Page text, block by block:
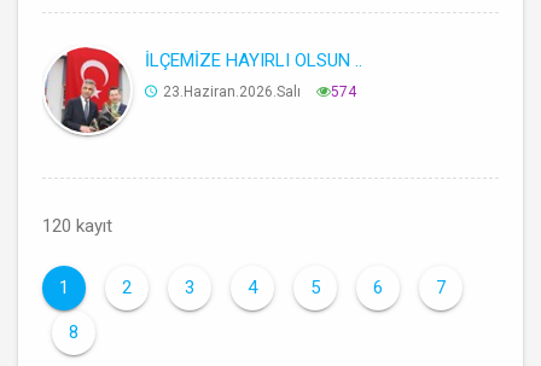
İLÇEMİZE HAYIRLI OLSUN ..
23.Haziran.2026.Salı 574
120 kayıt
1 2 3 4 5 6 7
8